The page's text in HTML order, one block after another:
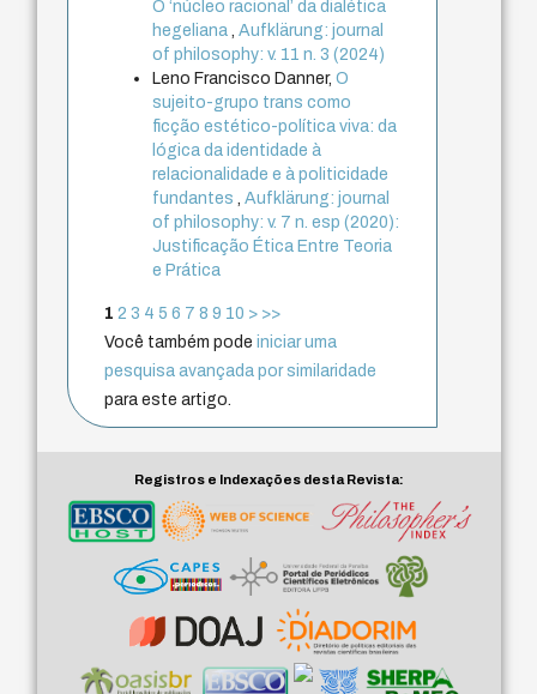
O ‘núcleo racional’ da dialética
hegeliana,Aufklärung: journal
of philosophy: v. 11 n. 3 (2024)
Leno Francisco Danner,O
sujeito-grupo trans como
ficção estético-política viva: da
lógica da identidade à
relacionalidade e à politicidade
fundantes,Aufklärung: journal
of philosophy: v. 7 n. esp (2020):
Justificação Ética Entre Teoria
e Prática
1 2 3 4 5 6 7 8 9 10 > >>
Você também podeiniciar uma
pesquisa avançada por similaridade
para este artigo.
Registros e Indexações desta Revista: